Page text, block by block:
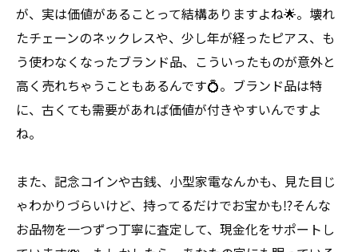
が、実は価値があることって結構ありますよね🌟。壊れ
たチェーンのネックレスや、少し年が経ったピアス、も
う使わなくなったブランド品、こういったものが意外と
高く売れちゃうこともあるんです💍。ブランド品は特
に、古くても需要があれば価値が付きやすいんですよ
ね。
また、記念コインや古銭、小型家電なんかも、見た目じ
ゃわかりづらいけど、持ってるだけでお宝かも⁉️そんな
お品物を一つずつ丁寧に査定して、現金化をサポートし